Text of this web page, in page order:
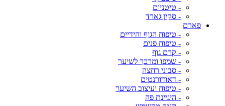
- טיטניום
- סקין גארד
פארם
- טיפוח הגוף והידיים
- טיפוח פנים
- קרם גוף
- שמפו ומרכך לשיער
- סבוני רחצה
- דאודורנטים
- טיפוח ועיצוב השיער
- היגיינת פה